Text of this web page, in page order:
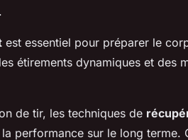
est essentiel pour préparer le
étirements dynamiques et des
de tir, les techniques de
performance sur le long terme.